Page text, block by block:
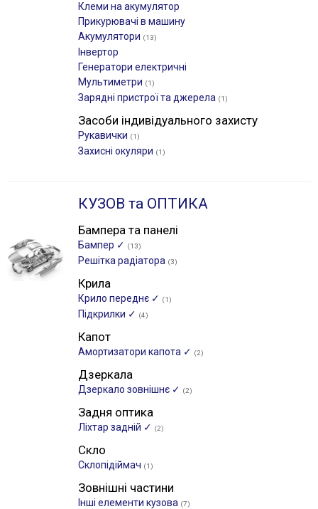
Клеми на акумулятор
Прикурювачі в машину
Акумулятори (13)
Інвертор
Генератори електричні
Мультиметри (1)
Зарядні пристрої та джерела (1)
Засоби індивідуального захисту
Рукавички (1)
Захисні окуляри (1)
КУЗОВ та ОПТИКА
Бампера та панелі
Бампер ✓ (13)
Решітка радіатора (3)
Крила
Крило переднє ✓ (1)
Підкрилки ✓ (4)
Капот
Амортизатори капота ✓ (2)
Дзеркала
Дзеркало зовнішнє ✓ (2)
Задня оптика
Ліхтар задній ✓ (2)
Скло
Склопідіймач (1)
Зовнішні частини
Інші елементи кузова (7)